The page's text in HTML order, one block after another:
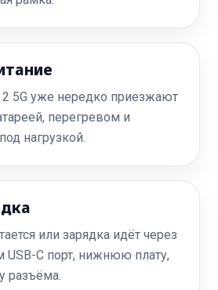
2 5G уже нередко приезжают
перегревом и
нагрузкой.
или зарядка идёт через
USB-C порт, нижнюю плату,
разъёма.